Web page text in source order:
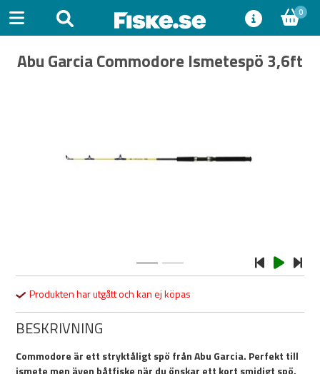
0
Abu Garcia Commodore Ismetespö 3,6ft
Produkten har utgått och kan ej köpas
BESKRIVNING
Commodore är ett stryktåligt spö från Abu Garcia. Perfekt till
ismete men även båtfiske när du önskar ett kort smidigt spö.